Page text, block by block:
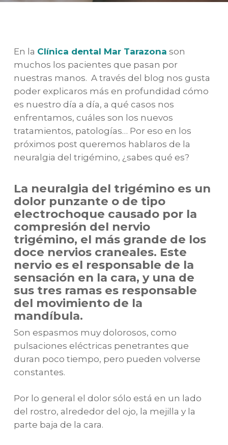
En la Clínica dental Mar Tarazona son
muchos los pacientes que pasan por
nuestras manos. A través del blog nos gusta
poder explicaros más en profundidad cómo
es nuestro día a día, a qué casos nos
enfrentamos, cuáles son los nuevos
tratamientos, patologías… Por eso en los
próximos post queremos hablaros de la
neuralgia del trigémino, ¿sabes qué es?
La neuralgia del trigémino es un
dolor punzante o de tipo
electrochoque causado por la
compresión del nervio
trigémino, el más grande de los
doce nervios craneales. Este
nervio es el responsable de la
sensación en la cara, y una de
sus tres ramas es responsable
del movimiento de la
mandíbula.
Son espasmos muy dolorosos, como
pulsaciones eléctricas penetrantes que
duran poco tiempo, pero pueden volverse
constantes.
Por lo general el dolor sólo está en un lado
del rostro, alrededor del ojo, la mejilla y la
parte baja de la cara.